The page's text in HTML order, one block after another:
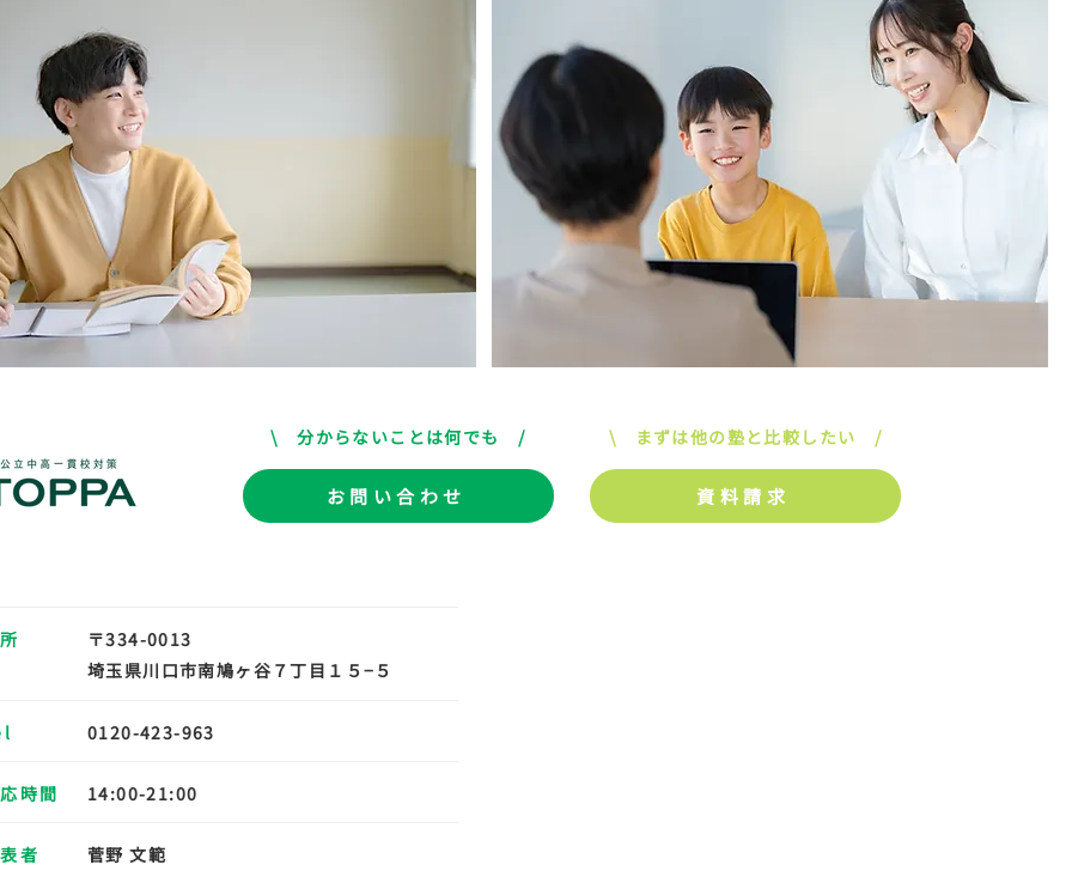
\ 分からないことは何でも /
お問い合わせ
\ まずは他の塾と比較したい /
資料請求
〒334-0013
埼玉県川口市南鳩ヶ谷７丁目１５−５
0120-423-963
時間 14:00-21:00
者 菅野 文範